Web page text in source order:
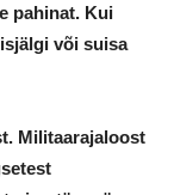
pahinat. Kui
või suisa
Militaarajaloost